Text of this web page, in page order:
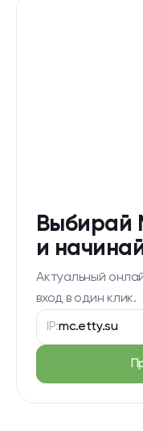
Выбирай
и
Актуальный
вход в один клик.
IP:mc.etty.su